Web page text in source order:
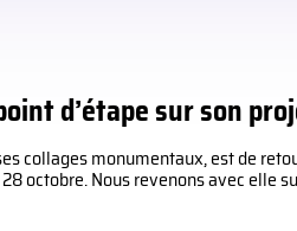
d’étape sur son
collages monumentaux, est de
octobre. Nous revenons avec